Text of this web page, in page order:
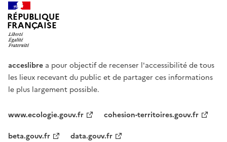
RÉPUBLIQUE
FRANÇAISE
acceslibre a pour objectif de recenser l'accessibilité de tous
les lieux recevant du public et de partager ces informations
le plus largement possible.
www.ecologie.gouv.fr
cohesion-territoires.gouv.fr
beta.gouv.fr
data.gouv.fr